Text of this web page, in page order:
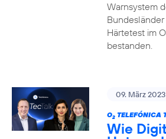
Warnsystem
Härtetest im O
bestanden.
09. März 2023
O2TELEFÓNICA
Wie